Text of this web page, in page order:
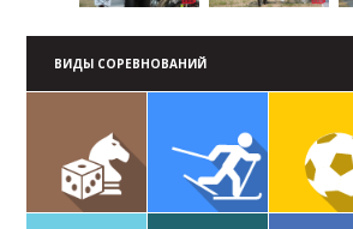
ВИДЫ СОРЕВНОВАНИЙ